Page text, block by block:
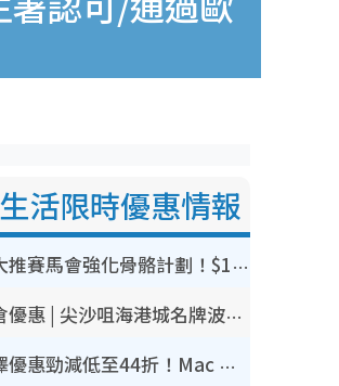
活限時優惠情報
港大推賽馬會強化骨骼計劃！$100骨質密度X光檢查 完成免費運動訓練送超市禮券！附參加資格
開倉優惠 | 尖沙咀海港城名牌波鞋開倉低至1折！On鞋$899起／Joy&Peace鞋履$98起
豐澤優惠勁減低至44折！Mac mini/iPhone17Pro大減價！廚房家電$220起